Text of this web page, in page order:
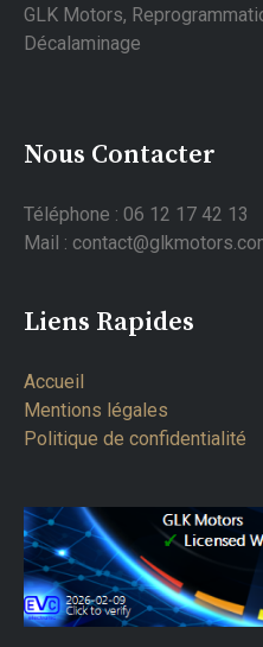
GLK Motors,
Décalaminage
Nous Contacter
Téléphone : 06 12 17 42 13
Mail :
Liens Rapides
Accueil
Mentions légales
Politique de confidentialité